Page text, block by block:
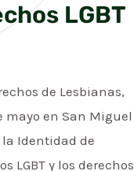
LGBT
de Lesbianas,
mayo en San Miguel
Identidad de
LGBT y los derechos